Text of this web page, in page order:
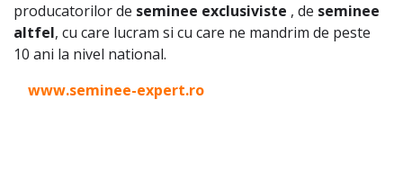
producatorilor de seminee exclusiviste , de seminee
altfel, cu care lucram si cu care ne mandrim de peste
10 ani la nivel national.
www.seminee-expert.ro